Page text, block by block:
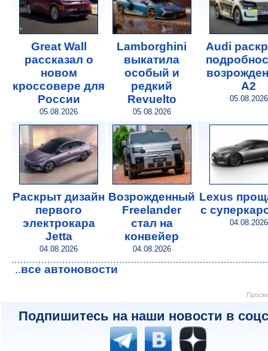
Great Wall
рассказал о
новом
кроссовере для
России
05.08.2026
Lamborghini
выкатила
особый и
редкий
Revuelto
05.08.2026
Audi
A2
05.08.2026
Раскрыт дизайн
первого
электрокара
Jetta
04.08.2026
Возрожденный
Freelander
стал на
конвейер
04.08.2026
Lexus
с
04.08.2026
..все автоновости
Подпишитесь на наши новости в